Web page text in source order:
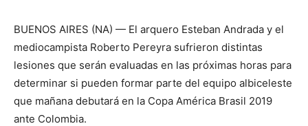
BUENOS AIRES (NA) — El arquero Esteban Andrada y el
mediocampista Roberto Pereyra sufrieron distintas
lesiones que serán evaluadas en las próximas horas para
determinar si pueden formar parte del equipo albiceleste
que mañana debutará en la Copa América Brasil 2019
ante Colombia.